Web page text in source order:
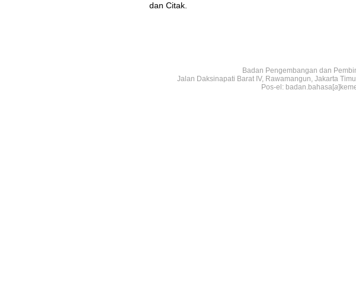
dan Citak.
Badan Pengembangan dan
Jalan Daksinapati Barat IV, Rawamangun, Jakarta
Pos-el: badan.bahasa[a